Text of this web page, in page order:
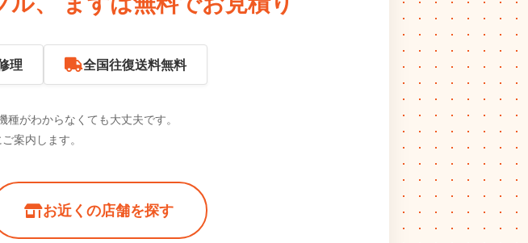
理 全国往復送料無料
がわからなくても大丈夫です。
案内します。
お近くの店舗を探す